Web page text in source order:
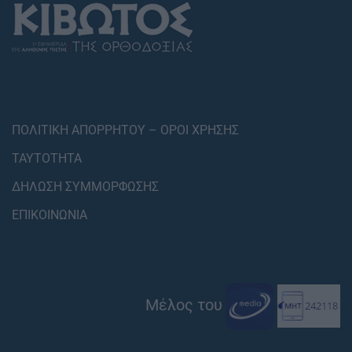
ΠΟΛΙΤΙΚΗ ΑΠΟΡΡΗΤΟΥ – ΟΡΟΙ ΧΡΗΣΗΣ
ΤΑΥΤΟΤΗΤΑ
ΔΗΛΩΣΗ ΣΥΜΜΟΡΦΩΣΗΣ
ΕΠΙΚΟΙΝΩΝΙΑ
Μέλος του